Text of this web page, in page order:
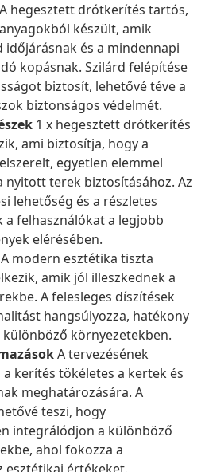
A hegesztett drótkerítés tartós,
készült, amik
időjárásnak és a mindennapi
kopásnak. Szilárd felépítése
biztosít, lehetővé téve a
biztonságos védelmét.
1 x hegesztett drótkerítés
ami biztosítja, hogy a
egyetlen elemmel
nyitott terek biztosításához. Az
lehetőség és a részletes
a felhasználókat a legjobb
elérésében.
A modern esztétika tiszta
amik jól illeszkednek a
A felesleges díszítések
hangsúlyozza, hatékony
környezetekben.
A tervezésének
kerítés tökéletes a kertek és
meghatározására. A
teszi, hogy
integrálódjon a különböző
ahol fokozza a